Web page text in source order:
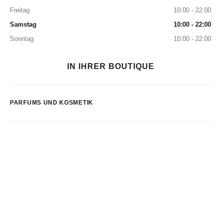
Freitag
10:00 - 22:00
Samstag
10:00 - 22:00
Sonntag
10:00 - 22:00
IN IHRER BOUTIQUE
PARFUMS UND KOSMETIK